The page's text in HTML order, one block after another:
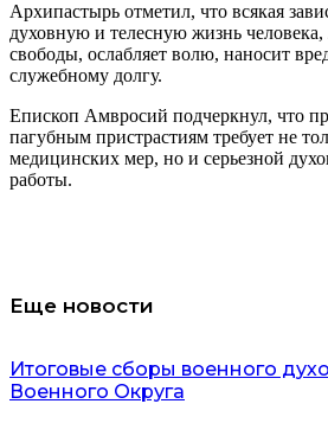
Архипастырь отметил, что всякая
духовную и телесную жизнь
свободы, ослабляет волю, наносит
служебному долгу.
Епископ Амвросий подчеркнул, что
пагубным пристрастиям требует не
медицинских мер, но и серьезной
работы.
Еще новости
Итоговые сборы военного
Военного Округа